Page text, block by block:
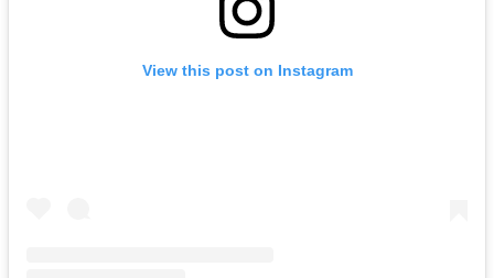
View this post on Instagram